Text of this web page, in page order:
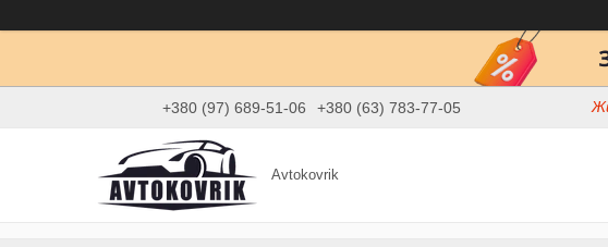
+380 (97) 689-51-06 +380 (63) 783-77-05
Avtokovrik